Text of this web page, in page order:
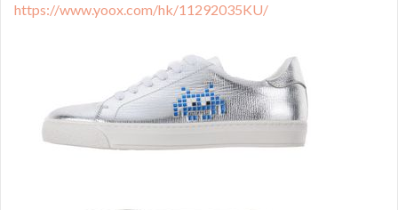
https://www.yoox.com/hk/11292035KU/